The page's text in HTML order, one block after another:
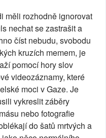
měli rozhodně ignorovat
nechat se zastrašit a
číst nebudu, svobodu
kruzích memem, je
pomocí hory slov
videozáznamy, které
moci v Gaze. Je
vykreslit záběry
nebo fotografie
do šatů mrtvých a